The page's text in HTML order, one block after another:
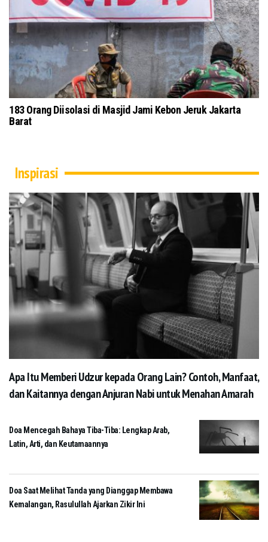
Terapkan Protokol
Tokoh Masyarakat dan Ulama Jawa
Inspirasi
Apa Itu Memberi Udzur kepada Orang Lain? Contoh, Manfaat,
dan Kaitannya dengan Anjuran Nabi untuk Menahan Amarah
Doa Mencegah Bahaya Tiba-Tiba: Lengkap Arab,
Latin, Arti, dan Keutamaannya
Doa Saat Melihat Tanda yang Dianggap Membawa
Kemalangan, Rasulullah Ajarkan Zikir Ini